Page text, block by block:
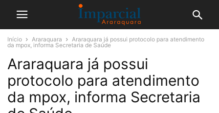
Início Araraquara
Araraquara já possui protocolo para atendimento
da mpox, informa Secretaria de Saúde
Araraquara já possui
protocolo para atendimento
da mpox, informa Secretaria